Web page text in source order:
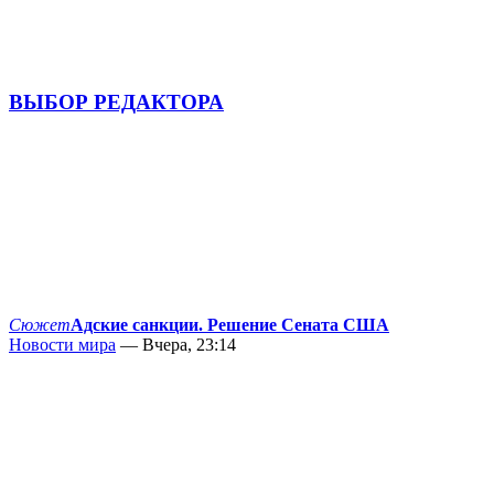
ВЫБОР РЕДАКТОРА
СюжетАдские санкции. Решение Сената США
Новости мира — Вчера, 23:14